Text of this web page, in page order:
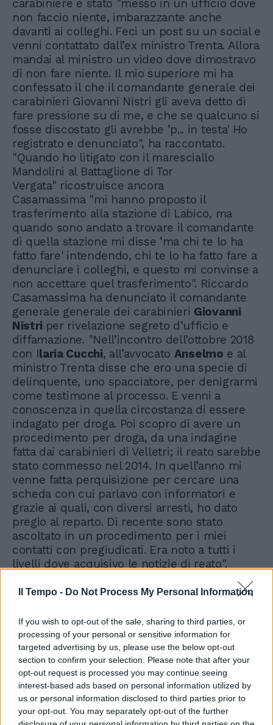
Il Tempo - Do Not Process My Personal Information
If you wish to opt-out of the sale, sharing to third parties, or
processing of your personal or sensitive information for
targeted advertising by us, please use the below opt-out
section to confirm your selection. Please note that after your
opt-out request is processed you may continue seeing
interest-based ads based on personal information utilized by
us or personal information disclosed to third parties prior to
your opt-out. You may separately opt-out of the further
carabiniere è stato "messo in un ufficio dove
non faccio niente, imbarazzante anche
davanti ai colleghi. Feci un post su un social e
venni contattato dall’ex ministro Trenta. Allora
mandai al ministro un video dove dimostravo
di non fare niente. Il mio superiore mi ha
confessato il che il comandante generale dei
carabinieri Giovanni Nistri gli aveva detto di
fare pressione su di me, e che se qualcuno si
fosse discostato gli avrebbe ’p... in testa' Ho
registrato e denunciato", ha raccontato.
"Quando ho litigato con il maresciallo
Mandolini al Battaglione di Tor
Vergata" ricostruisce ancora
Casamassima "mi hanno proposto il
trasferimento alla stazione di Labico, ma
quando sono andato a trovare il comandante
di quella stazione mi disse ’ma chi te lo ha
fatto fare' intendendo, chi te lo ha fatto fare a
denunciare i colleghi, e questo mi convinse a
non accettare quel trasferimento". Riccardo
Casamassima ha denunciato il comandante
generale generale dei carabinieri Giovanni
Nistri per rivelazione segreto d’ufficio e
diffamazione. "Nell’incontro dell’ottobre 2018
con Ilaria Cucchi, all’avvocato Anselmo e al
ministro Trenta disse che ero una specie di
delinquente, uno spacciatore, per denigrarmi
come testimone al processo. E venni a
conoscenza in quella circostanza di essere
indagato per droga. Poi scopro di avere un
procedimento per droga, da una indagine
fatta dai carabinieri di Velletri; il reato sarebbe
stato commesso nel 2014. In quell’anno mi
venne fatta perquisizione per cercare una
scheda con cui parlavo con informatori e
grazie ai quali, con diversi arresti, ho dato
pregio al reparto. Di recente sono stato
ascoltato in un procedimento per i miei
contatti con pregiudicati. Era noto a tutti i
livelli dove acquisivo le notizie di reato".
Secca la smentita dell'Arma dei Carabinieri:
ascoltato come teste in uno dei procedimenti
relativi al caso Cucchi, ha affermato, secondo
quanto riferito dalle agenzie di stampa, di
aver 'subito diversi trasferimenti e avviati
procedimenti disciplinari' per le rivelazioni
fatte sul caso Cucchi. Si tratta di affermazioni
gravissime, peraltro rese sotto giuramento,
che il Comando Generale dell’Arma dei